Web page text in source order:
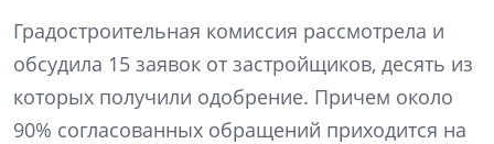
Градостроительная комиссия рассмотрела и
обсудила 15 заявок от застройщиков, десять из
которых получили одобрение. Причем около
90% согласованных обращений приходится на